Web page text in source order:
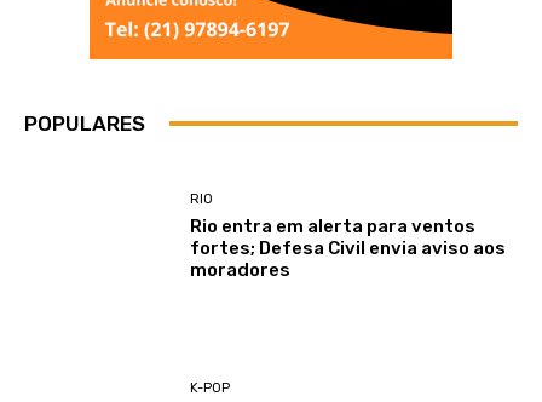
POPULARES
RIO
Rio entra em alerta para ventos
fortes; Defesa Civil envia aviso aos
moradores
K-POP